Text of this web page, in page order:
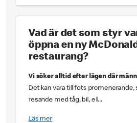
Vad är det som styr
öppna en ny
restaurang?
Vi söker alltid efter lägen där
Det kan vara till fots promenerande,
resande med tåg, bil, ell...
Läs mer